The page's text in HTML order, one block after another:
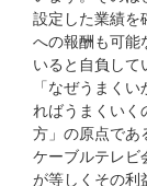
設定した業績を
への報酬も可能
いると自負して
「なぜうまく
ればうまくいく
方」の原点であ
ケーブルテレビ
が等しくその利